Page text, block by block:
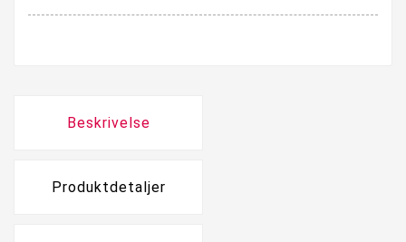
Beskrivelse
Produktdetaljer